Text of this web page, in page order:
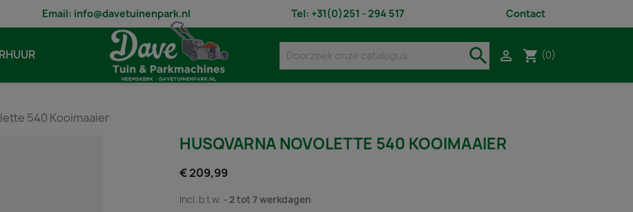
Email: info@davetuinenpark.nl Tel: +31(0)251 - 294 517 Contact
search  shopping_cart (0)
540 Kooimaaier
HUSQVARNA NOVOLETTE 540 KOOIMAAIER
€ 209,99
Incl. b.t.w. 2 tot 7 werkdagen